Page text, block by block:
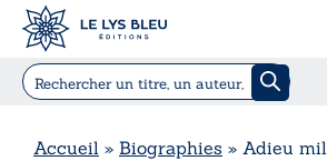
Accueil » Biographies » Adieu